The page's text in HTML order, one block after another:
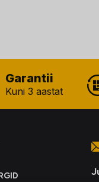
Garantii
Kuni 3 aastat